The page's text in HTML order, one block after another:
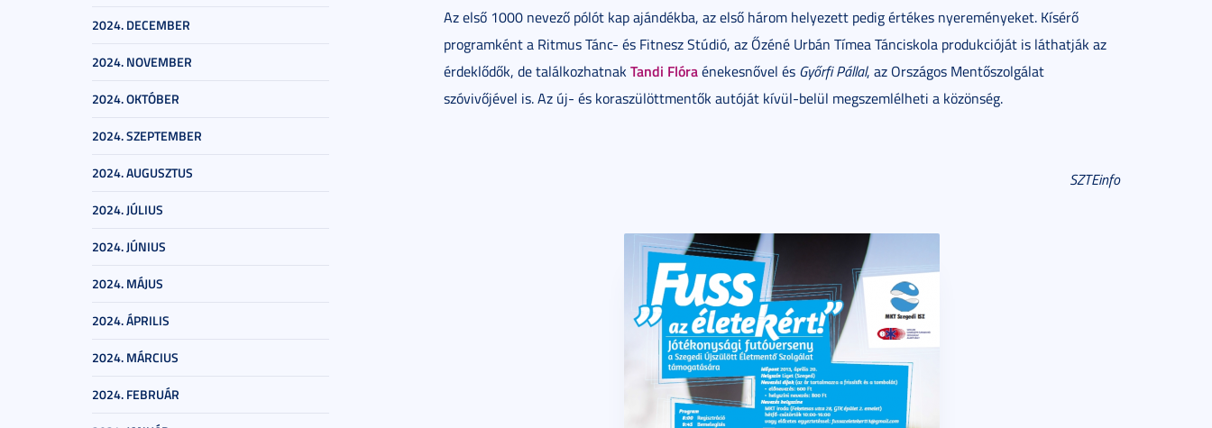
2024. DECEMBER
2024. NOVEMBER
2024. OKTÓBER
2024. SZEPTEMBER
2024. AUGUSZTUS
2024. JÚLIUS
2024. JÚNIUS
2024. MÁJUS
2024. ÁPRILIS
2024. MÁRCIUS
2024. FEBRUÁR
Az első 1000 nevező pólót kap ajándékba, az első három helyezett pedig értékes nyereményeket. Kísérő
programként a Ritmus Tánc- és Fitnesz Stúdió, az Őzéné Urbán Tímea Tánciskola produkcióját is láthatják az
érdeklődők, de találkozhatnakTandi Flóraénekesnővel és Győrfi Pállal, az Országos Mentőszolgálat
szóvivőjével is. Az új- és koraszülöttmentők autóját kívül-belül megszemlélheti a közönség.
SZTEinfo